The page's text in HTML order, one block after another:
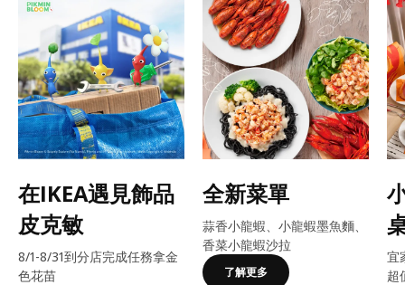
在IKEA遇見飾品
皮克敏
8/1-8/31到分店完成任務拿金
色花苗
全新菜單
蒜香小龍蝦、小龍蝦墨魚麵、
香菜小龍蝦沙拉
了解更多
宜
超